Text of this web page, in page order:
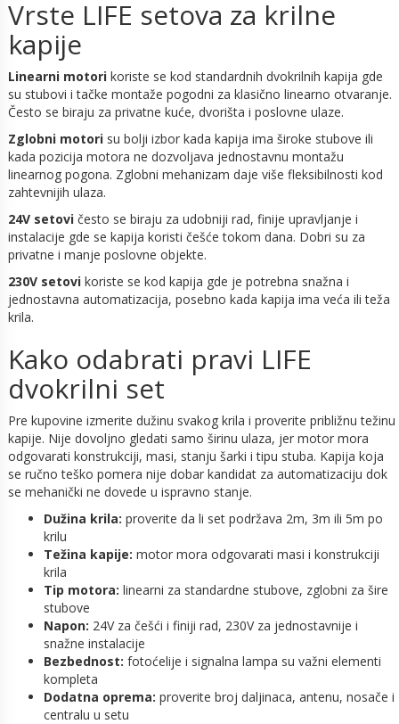
Vrste LIFE setova za krilne
kapije
Linearni motori koriste se kod standardnih dvokrilnih kapija gde
su stubovi i tačke montaže pogodni za klasično linearno otvaranje.
Često se biraju za privatne kuće, dvorišta i poslovne ulaze.
Zglobni motori su bolji izbor kada kapija ima široke stubove ili
kada pozicija motora ne dozvoljava jednostavnu montažu
linearnog pogona. Zglobni mehanizam daje više fleksibilnosti kod
zahtevnijih ulaza.
24V setovi često se biraju za udobniji rad, finije upravljanje i
instalacije gde se kapija koristi češće tokom dana. Dobri su za
privatne i manje poslovne objekte.
230V setovi koriste se kod kapija gde je potrebna snažna i
jednostavna automatizacija, posebno kada kapija ima veća ili teža
krila.
Kako odabrati pravi LIFE
dvokrilni set
Pre kupovine izmerite dužinu svakog krila i proverite približnu težinu
kapije. Nije dovoljno gledati samo širinu ulaza, jer motor mora
odgovarati konstrukciji, masi, stanju šarki i tipu stuba. Kapija koja
se ručno teško pomera nije dobar kandidat za automatizaciju dok
se mehanički ne dovede u ispravno stanje.
Dužina krila: proverite da li set podržava 2m, 3m ili 5m po
krilu
Težina kapije: motor mora odgovarati masi i konstrukciji
krila
Tip motora: linearni za standardne stubove, zglobni za šire
stubove
Napon: 24V za češći i finiji rad, 230V za jednostavnije i
snažne instalacije
Bezbednost: fotoćelije i signalna lampa su važni elementi
kompleta
Dodatna oprema: proverite broj daljinaca, antenu, nosače i
centralu u setu